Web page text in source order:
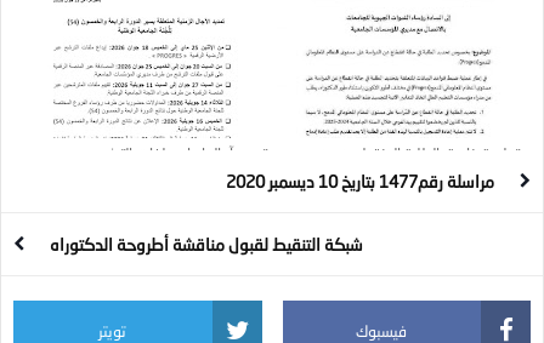
تعليمة خاصة بالطلبة المنقطعين عن
الدراسة
تمديد آجال إيداع ملفات الترشح
مراسلة رقم1477 بتاريخ 10 ديسمبر 2020
شبكة التنقيط لقبول مناقشة أطروحة الدكتوراه
فيسبوك تويتر